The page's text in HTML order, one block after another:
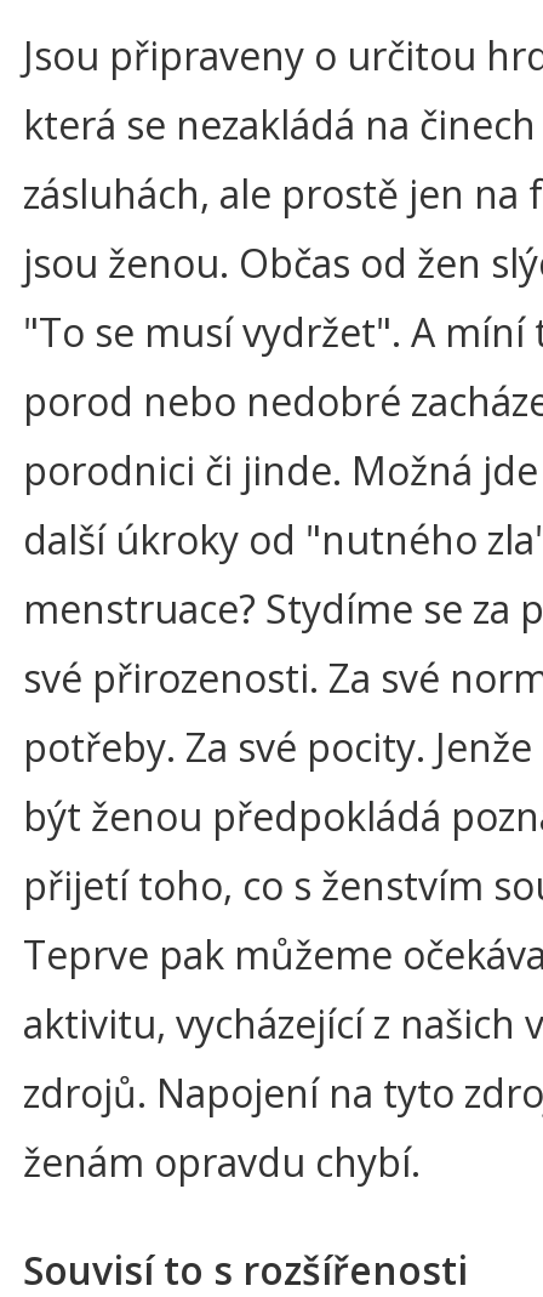
Jsou připraveny o určitou
která se nezakládá na
zásluhách, ale prostě jen na
jsou ženou. Občas od žen
"To se musí vydržet". A míní
porod nebo nedobré
porodnici či jinde. Možná
další úkroky od "nutného
menstruace? Stydíme se za
své přirozenosti. Za své
potřeby. Za své pocity.
být ženou předpokládá
přijetí toho, co s ženstvím
Teprve pak můžeme
aktivitu, vycházející z našich
zdrojů. Napojení na tyto
ženám opravdu chybí.
Souvisí to s rozšířenosti